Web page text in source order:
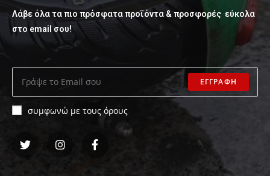
Λάβε όλα τα πιο πρόσφατα προϊόντα & προσφορές εύκολα
στο email σου!
ΕΓΓΡΑΦΗ
συμφωνώ με τους όρους